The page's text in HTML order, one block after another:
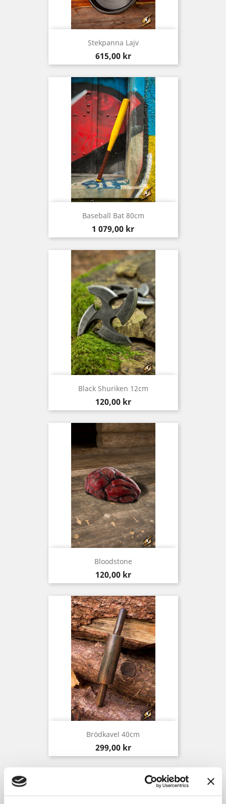
Stekpanna Lajv
Pris
615,00 kr
Baseball Bat 80cm
Pris
1 079,00 kr
Black Shuriken 12cm
Pris
120,00 kr
Bloodstone
Pris
120,00 kr
Brödkavel 40cm
Pris
299,00 kr